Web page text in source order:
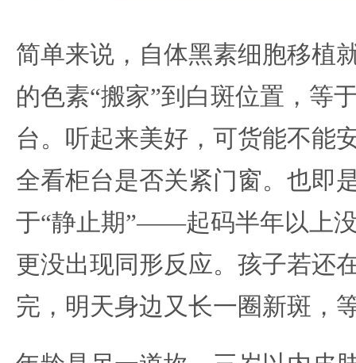
简单来说， 自体黑素细胞移植
的色素“搬家”到白斑位置，等
台。听起来美好，可货能不能
全看柜台是否关紧门窗。也即
于“静止期”——起码半年以上
更没出现同形反应。孩子若还
完，明天身边又长一圈新斑，